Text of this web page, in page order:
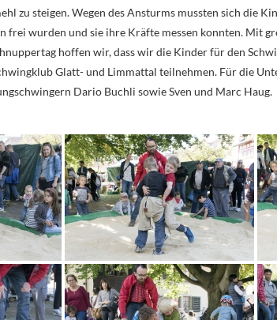
zu steigen. Wegen des Ansturms mussten sich die
frei wurden und sie ihre Kräfte messen konnten. Mit
hoffen wir, dass wir die Kinder für den
Glatt- und Limmattal teilnehmen. Für die
Dario Buchli sowie Sven und Marc Haug.